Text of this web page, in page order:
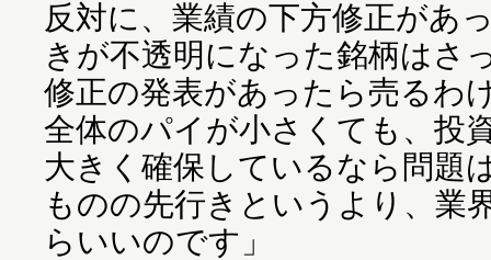
反対に、業績の下方修正があ
きが不透明になった銘柄はさ
修正の発表があったら売るわ
全体のパイが小さくても、投
大きく確保しているなら問題
ものの先行きというより、業
らいいのです」